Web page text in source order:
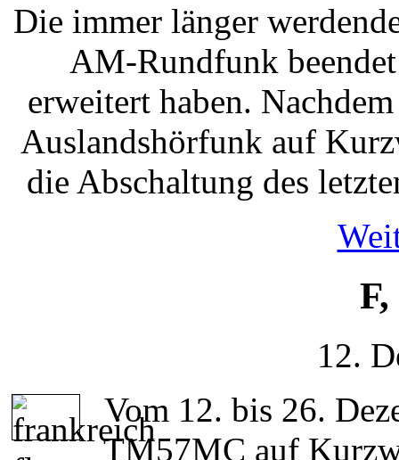
Die immer länger
AM-Rundfunk
erweitert haben.
Auslandshörfunk auf
die Abschaltung des
12.
Vom 12. bis 26.
TM57MC auf